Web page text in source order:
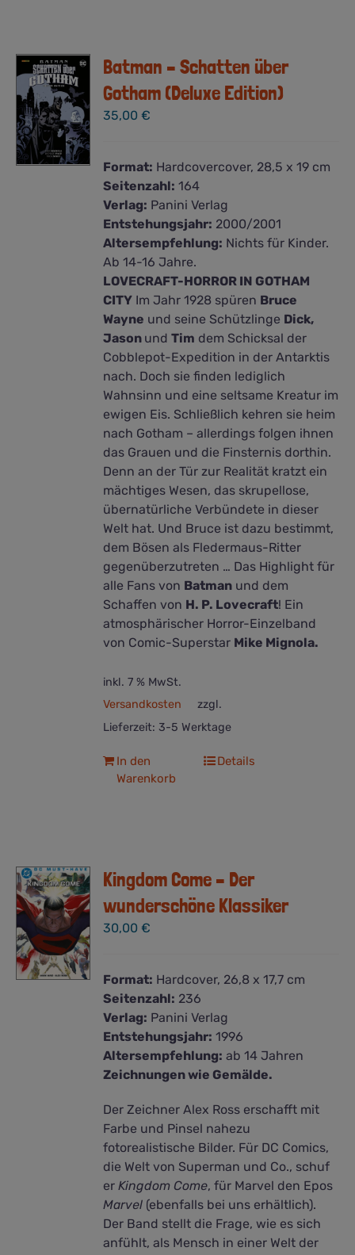
Batman – Schatten über
Gotham (Deluxe Edition)
35,00€
Format: Hardcovercover, 28,5 x 19 cm
Seitenzahl: 164
Verlag: Panini Verlag
Entstehungsjahr: 2000/2001
Altersempfehlung: Nichts für Kinder.
Ab 14-16 Jahre.
LOVECRAFT-HORROR IN GOTHAM
CITY Im Jahr 1928 spüren Bruce
Wayne und seine Schützlinge Dick,
Jason undTim dem Schicksal der
Cobblepot-Expedition in der Antarktis
nach. Doch sie finden lediglich
Wahnsinn und eine seltsame Kreatur im
ewigen Eis. Schließlich kehren sie heim
nach Gotham – allerdings folgen ihnen
das Grauen und die Finsternis dorthin.
Denn an der Tür zur Realität kratzt ein
mächtiges Wesen, das skrupellose,
übernatürliche Verbündete in dieser
Welt hat. Und Bruce ist dazu bestimmt,
dem Bösen als Fledermaus-Ritter
gegenüberzutreten … Das Highlight für
alle Fans von Batman und dem
Schaffen von H. P. Lovecraft! Ein
atmosphärischer Horror-Einzelband
von Comic-Superstar Mike Mignola.
inkl. 7 % MwSt.
zzgl.
Versandkosten
Lieferzeit: 3-5 Werktage
In den
Warenkorb
Details
Kingdom Come – Der
wunderschöne Klassiker
30,00€
Format: Hardcover, 26,8 x 17,7 cm
Seitenzahl: 236
Verlag: Panini Verlag
Entstehungsjahr: 1996
Altersempfehlung: ab 14 Jahren
Zeichnungen wie Gemälde.
Der Zeichner Alex Ross erschafft mit
Farbe und Pinsel nahezu
fotorealistische Bilder. Für DC Comics,
die Welt von Superman und Co., schuf
erKingdom Come, für Marvel den Epos
Marvel (ebenfalls bei uns erhältlich).
Der Band stellt die Frage, wie es sich
anfühlt, als Mensch in einer Welt der